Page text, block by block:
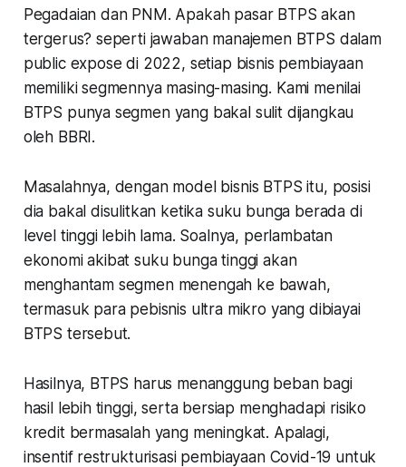
Pegadaian dan PNM. Apakah pasar BTPS akan
tergerus? seperti jawaban manajemen BTPS dalam
public expose di 2022, setiap bisnis pembiayaan
memiliki segmennya masing-masing. Kami menilai
BTPS punya segmen yang bakal sulit dijangkau
oleh BBRI.
Masalahnya, dengan model bisnis BTPS itu, posisi
dia bakal disulitkan ketika suku bunga berada di
level tinggi lebih lama. Soalnya, perlambatan
ekonomi akibat suku bunga tinggi akan
menghantam segmen menengah ke bawah,
termasuk para pebisnis ultra mikro yang dibiayai
BTPS tersebut.
Hasilnya, BTPS harus menanggung beban bagi
hasil lebih tinggi, serta bersiap menghadapi risiko
kredit bermasalah yang meningkat. Apalagi,
insentif restrukturisasi pembiayaan Covid-19 untuk